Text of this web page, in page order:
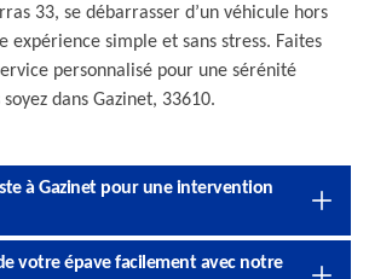
33, se débarrasser d’un véhicule hors
expérience simple et sans stress. Faites
personnalisé pour une sérénité
dans Gazinet, 33610.
à Gazinet pour une intervention
votre épave facilement avec notre